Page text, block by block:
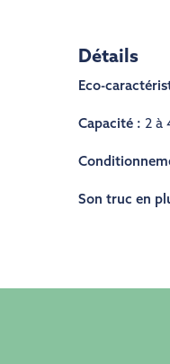
Détails
Eco-
Capacité : 2 à
Son truc en